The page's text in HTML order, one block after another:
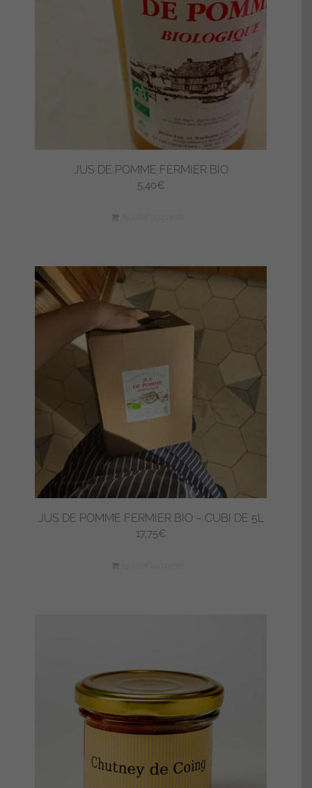
JUS DE POMME FERMIER BIO
5,40€
JUS DE POMME FERMIER BIO – CUBI DE 5L
17,75€